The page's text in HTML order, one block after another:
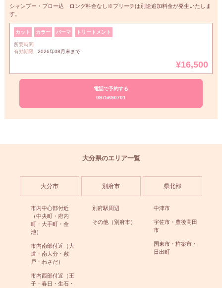
シャンプー・ブロー込 ロング料金なし※ブリーチは別途追加料金が発生いたしま
す。
カット カラー パーマ トリートメント
所要時間
有効期限
2026年08月末まで
¥16,500
電話で予約する
0975690701
大分県のエリア一覧
大分市
市内中心部付近
（中央町・府内
町・大手町・金
池）
市内南部付近（大
道・南大分・敷
戸・わさだ）
市内西部付近（王
子・春日・生石・
別府市
別府駅周辺
その他（別府市）
県北部
中津市
宇佐市・豊後高田
市
国東市・杵築市・
日出町